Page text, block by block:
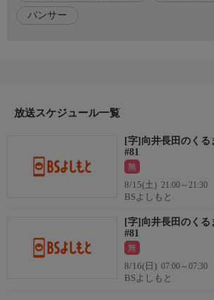
【出演者】
向井慧(パンサー)、長田庄平(チョコレートプ
https://bsy.co.jp/
◆BSよしもとYouTube
https://www.youtube.com/@bsyoshimoto/videos
パンサー
放送スケジュール一覧
[字]向井長田のくる
#81
無
8/15(土) 21:00～21:30
BSよしもと
[字]向井長田のくる
#81
無
8/16(日) 07:00～07:30
BSよしもと